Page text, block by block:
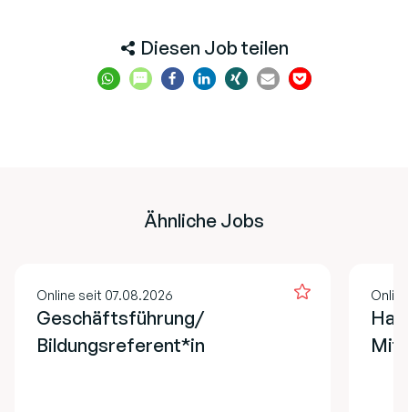
Diesen Job teilen
Ähnliche Jobs
Online seit 07.08.2026
Geschäftsführung/
Bildungsreferent*in